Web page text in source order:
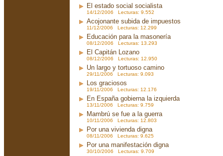
El estado social socialista
14/12/2006 Lecturas: 9.552
Acojonante subida de impuestos
11/12/2006 Lecturas: 12.299
Educación para la masonería
08/12/2006 Lecturas: 13.293
El Capitán Lozano
08/12/2006 Lecturas: 12.950
Un largo y tortuoso camino
29/11/2006 Lecturas: 9.093
Los graciosos
19/11/2006 Lecturas: 12.176
En España gobierna la izquierda
13/11/2006 Lecturas: 9.759
Mambrú se fue a la guerra
10/11/2006 Lecturas: 12.803
Por una vivienda digna
08/11/2006 Lecturas: 9.625
Por una manifestación digna
30/10/2006 Lecturas: 9.709